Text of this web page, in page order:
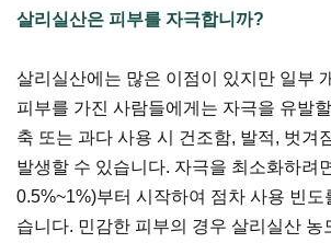
살리실산은 피부를 자극합니까?
살리실산에는 많은 이점이 있지만 일부
피부를 가진 사람들에게는 자극을 유발
축 또는 과다 사용 시 건조함, 발적, 벗겨
발생할 수 있습니다. 자극을 최소화하려
0.5%~1%)부터 시작하여 점차 사용 빈도
습니다. 민감한 피부의 경우 살리실산 농